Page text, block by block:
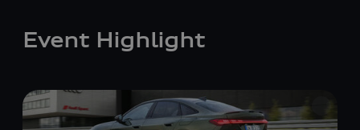
Event Highlight